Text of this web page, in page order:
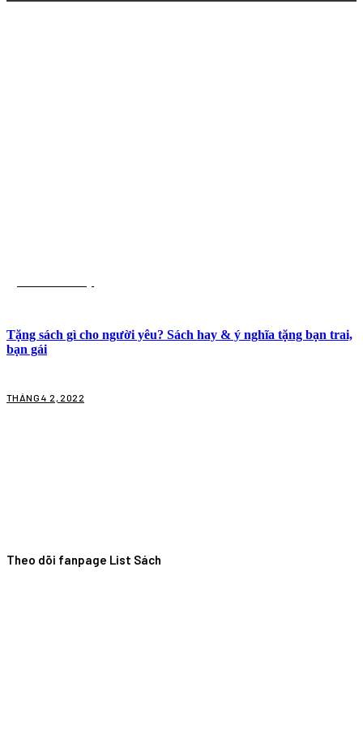
Tặng sách gì cho người yêu? Sách hay & ý nghĩa tặng bạn trai,
bạn gái
THÁNG 4 2, 2022
Theo dõi fanpage List Sách